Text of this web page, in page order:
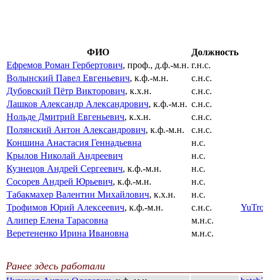
ФИО
Должность
Ефремов Роман Гербертович, проф., д.ф.-м.н. г.н.с.
Волынский Павел Евгеньевич, к.ф.-м.н.
с.н.с.
Дубовский Пётр Викторович, к.х.н.
с.н.с.
Лашков Александр Александрович, к.ф.-м.н. с.н.с.
Нольде Дмитрий Евгеньевич, к.х.н.
с.н.с.
Полянский Антон Александрович, к.ф.-м.н.
с.н.с.
Коншина Анастасия Геннадьевна
н.с.
Крылов Николай Андреевич
н.с.
Кузнецов Андрей Сергеевич, к.ф.-м.н.
н.с.
Сосорев Андрей Юрьевич, к.ф.-м.н.
н.с.
Табакмахер Валентин Михайлович, к.х.н.
н.с.
Трофимов Юрий Алексеевич, к.ф.-м.н. с.н.с.
Алипер Елена Тарасовна
м.н.с.
Веретененко Ирина Ивановна
м.н.с.
Ранее здесь работали